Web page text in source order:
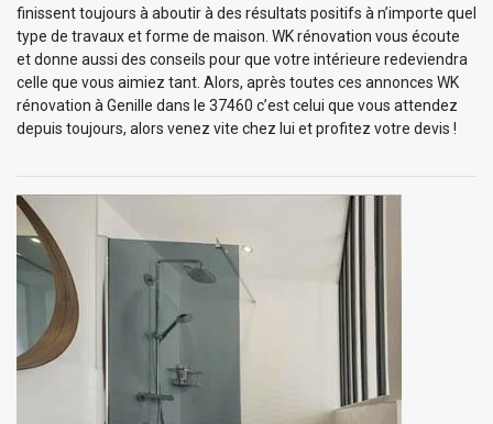
finissent toujours à aboutir à des résultats positifs à n’importe quel
type de travaux et forme de maison. WK rénovation vous écoute
et donne aussi des conseils pour que votre intérieure redeviendra
celle que vous aimiez tant. Alors, après toutes ces annonces WK
rénovation à Genille dans le 37460 c’est celui que vous attendez
depuis toujours, alors venez vite chez lui et profitez votre devis !